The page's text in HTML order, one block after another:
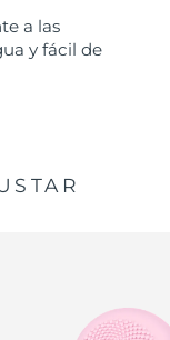
a las
y fácil de